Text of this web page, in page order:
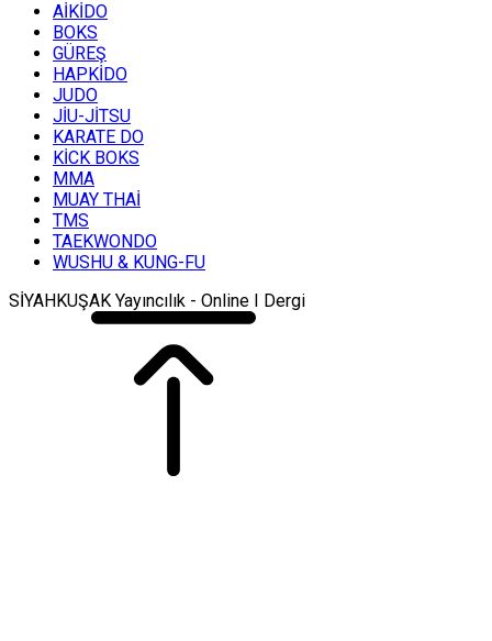
AİKİDO
BOKS
GÜREŞ
HAPKİDO
JUDO
JİU-JİTSU
KARATE DO
KİCK BOKS
MMA
MUAY THAİ
TMS
TAEKWONDO
WUSHU & KUNG-FU
SİYAHKUŞAK Yayıncılık - Online I Dergi